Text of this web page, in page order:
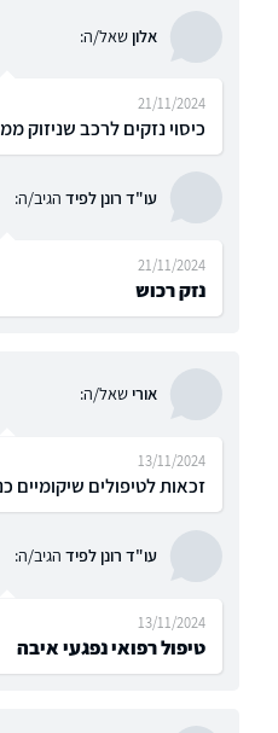
אלוןשאל/ה:
כיסוי נזקים לרכב שניזוק
21/11/2024
עו"ד רונן לפיד הגיב/ה:
נזק רכוש
21/11/2024
אורישאל/ה:
זכאות לטיפולים שיקומיים
13/11/2024
עו"ד רונן לפיד הגיב/ה:
טיפול רפואי נפגעי איבה
13/11/2024